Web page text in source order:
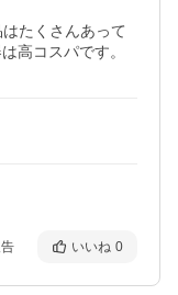
たくさんあって
高コスパです。
いいね 0